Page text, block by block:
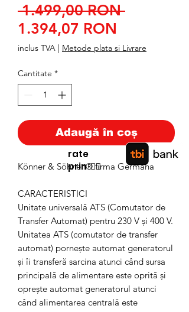
1.499,00 RON Preț
1.394,07 RON
redus
inclus TVA | Metode plata si Livrare
Cantitate *
Adaugă în coș
Könner & Söhnen® firma Germana
CARACTERISTICI
Unitate universală ATS (Comutator de
Transfer Automat) pentru 230 V și 400 V.
Unitatea ATS (comutator de transfer
automat) pornește automat generatorul
și îi transferă sarcina atunci când sursa
principală de alimentare este oprită și
oprește automat generatorul atunci
când alimentarea centrală este
rate
prin👉🏿